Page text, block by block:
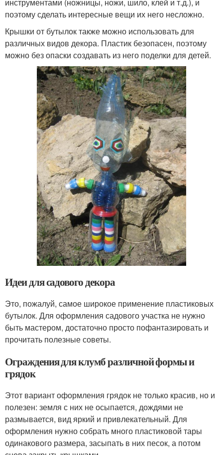
инструментами (ножницы, ножи, шило, клей и т.д.), и
поэтому сделать интересные вещи их него несложно.
Крышки от бутылок также можно использовать для
различных видов декора. Пластик безопасен, поэтому
можно без опаски создавать из него поделки для детей.
Идеи для садового декора
Это, пожалуй, самое широкое применение пластиковых
бутылок. Для оформления садового участка не нужно
быть мастером, достаточно просто пофантазировать и
прочитать полезные советы.
Ограждения для клумб различной формы и
грядок
Этот вариант оформления грядок не только красив, но и
полезен: земля с них не осыпается, дождями не
размывается, вид яркий и привлекательный. Для
оформления нужно собрать много пластиковой тары
одинакового размера, засыпать в них песок, а потом